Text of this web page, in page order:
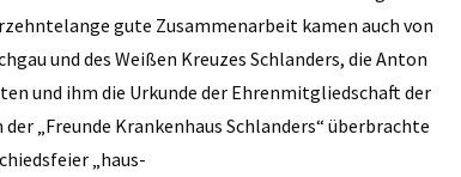
gute Zusammenarbeit kamen auch von
und des Weißen Kreuzes Schlanders, die Anton
und ihm die Urkunde der Ehrenmitgliedschaft der
„Freunde Krankenhaus Schlanders“ überbrachte
„haus-